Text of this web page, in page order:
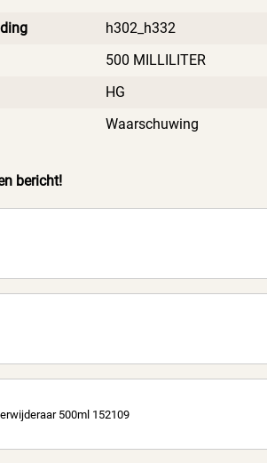
h302_h332
500 MILLILITER
HG
Waarschuwing
bericht!